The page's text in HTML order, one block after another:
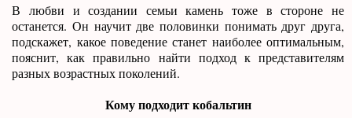
В любви и создании семьи камень тоже в стороне не
останется. Он научит две половинки понимать друг друга,
подскажет, какое поведение станет наиболее оптимальным,
пояснит, как правильно найти подход к представителям
разных возрастных поколений.
Кому подходит кобальтин